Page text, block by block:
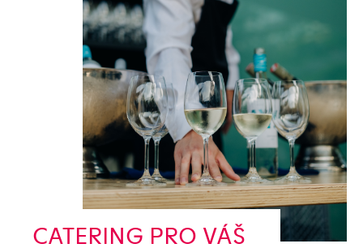
CATERING PRO VÁŠ